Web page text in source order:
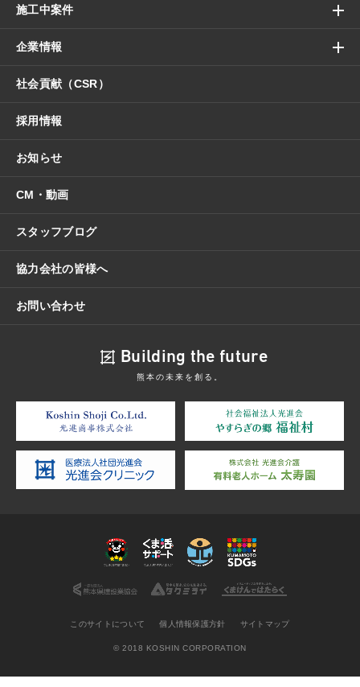
施工中案件
企業情報
社会貢献（CSR）
採用情報
お知らせ
CM・動画
スタッフブログ
協力会社の皆様へ
お問い合わせ
Building the future
熊本の未来を創る。
このサイトについて 個人情報保護方針 サイトマップ
© 2018 KOSHIN CORPORATION